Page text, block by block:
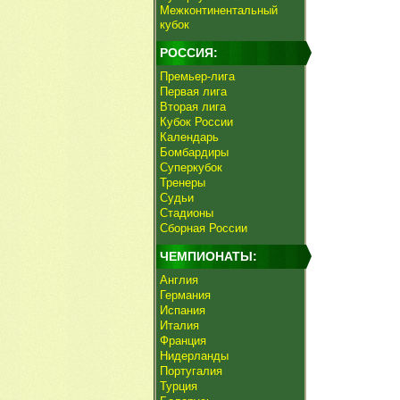
Межконтинентальный
кубок
РОССИЯ:
Премьер-лига
Первая лига
Вторая лига
Кубок России
Календарь
Бомбардиры
Суперкубок
Тренеры
Судьи
Стадионы
Сборная России
ЧЕМПИОНАТЫ:
Англия
Германия
Испания
Италия
Франция
Нидерланды
Португалия
Турция